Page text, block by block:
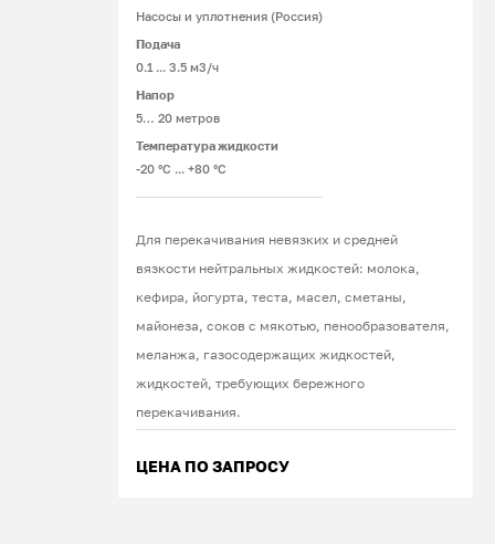
Насосы и уплотнения (Россия)
Подача
0.1 ... 3.5 м3/ч
Напор
5… 20 метров
Температура жидкости
-20 °С ... +80 °С
Для перекачивания невязких и средней
вязкости нейтральных жидкостей: молока,
кефира, йогурта, теста, масел, сметаны,
майонеза, соков с мякотью, пенообразователя,
меланжа, газосодержащих жидкостей,
жидкостей, требующих бережного
перекачивания.
ЦЕНА ПО ЗАПРОСУ